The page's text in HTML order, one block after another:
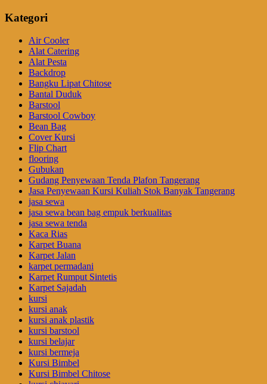
Kategori
Air Cooler
Alat Catering
Alat Pesta
Backdrop
Bangku Lipat Chitose
Bantal Duduk
Barstool
Barstool Cowboy
Bean Bag
Cover Kursi
Flip Chart
flooring
Gubukan
Gudang Penyewaan Tenda Plafon Tangerang
Jasa Penyewaan Kursi Kuliah Stok Banyak Tangerang
jasa sewa
jasa sewa bean bag empuk berkualitas
jasa sewa tenda
Kaca Rias
Karpet Buana
Karpet Jalan
karpet permadani
Karpet Rumput Sintetis
Karpet Sajadah
kursi
kursi anak
kursi anak plastik
kursi barstool
kursi belajar
kursi bermeja
Kursi Bimbel
Kursi Bimbel Chitose